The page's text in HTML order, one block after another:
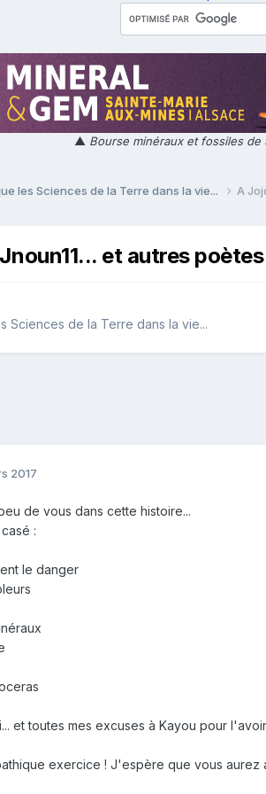
▲ Bourse minéraux et fossiles
les Sciences de la Terre dans la vie... A
et autres poètes
Sciences de la Terre dans la vie...
2017
de vous dans cette histoire...
:
le danger
et toutes mes excuses à Kayou pour
exercice ! J'espère que vous